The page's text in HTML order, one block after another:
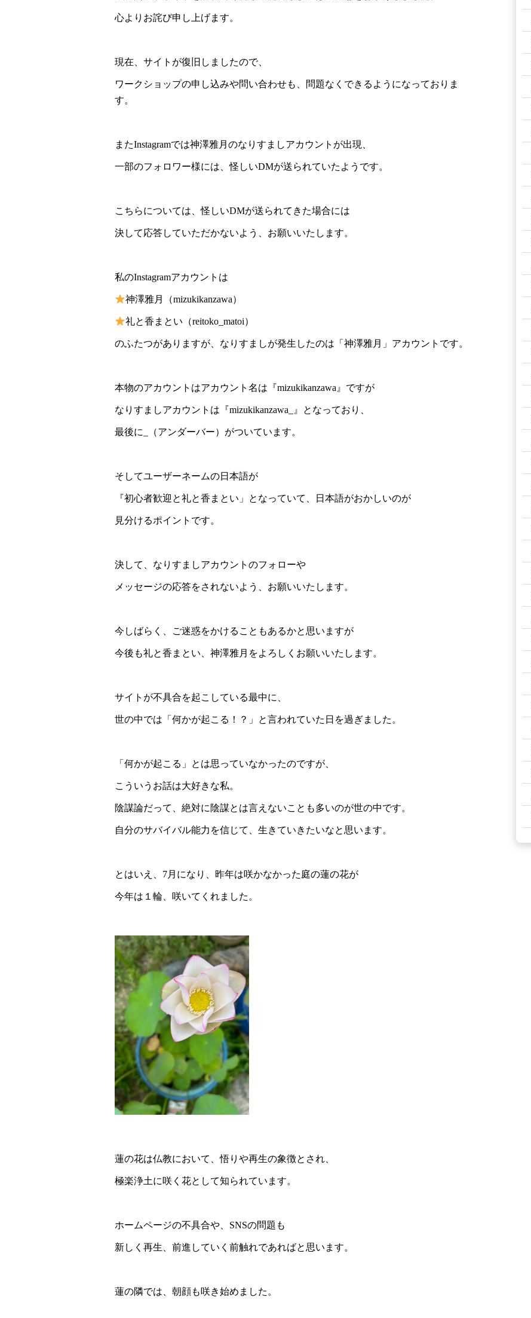
心よりお詫び申し上げます。
現在、サイトが復旧しましたので、
ワークショップの申し込みや問い合わせも、問題なくできるようになっておりま
す。
またInstagramでは神澤雅月のなりすましアカウントが出現、
一部のフォロワー様には、怪しいDMが送られていたようです。
こちらについては、怪しいDMが送られてきた場合には
決して応答していただかないよう、お願いいたします。
私のInstagramアカウントは
神澤雅月（mizukikanzawa）
礼と香まとい（reitoko_matoi）
のふたつがありますが、なりすましが発生したのは「神澤雅月」アカウントです。
本物のアカウントはアカウント名は『mizukikanzawa』ですが
なりすましアカウントは『mizukikanzawa_』となっており、
最後に_（アンダーバー）がついています。
そしてユーザーネームの日本語が
『初心者歓迎と礼と香まとい」となっていて、日本語がおかしいのが
見分けるポイントです。
決して、なりすましアカウントのフォローや
メッセージの応答をされないよう、お願いいたします。
今しばらく、ご迷惑をかけることもあるかと思いますが
今後も礼と香まとい、神澤雅月をよろしくお願いいたします。
サイトが不具合を起こしている最中に、
世の中では「何かが起こる！？」と言われていた日を過ぎました。
「何かが起こる」とは思っていなかったのですが、
こういうお話は大好きな私。
陰謀論だって、絶対に陰謀とは言えないことも多いのが世の中です。
自分のサバイバル能力を信じて、生きていきたいなと思います。
とはいえ、7月になり、昨年は咲かなかった庭の蓮の花が
今年は１輪、咲いてくれました。
蓮の花は仏教において、悟りや再生の象徴とされ、
極楽浄土に咲く花として知られています。
ホームページの不具合や、SNSの問題も
新しく再生、前進していく前触れであればと思います。
蓮の隣では、朝顔も咲き始めました。